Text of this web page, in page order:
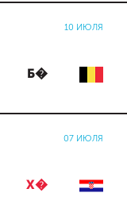
10 ИЮЛЯ
Б�
07 ИЮЛЯ
Х�